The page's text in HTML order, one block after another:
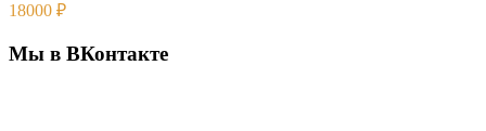
18000 ₽
Мы в ВКонтакте